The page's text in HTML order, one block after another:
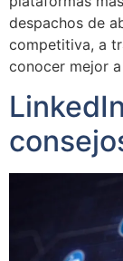
despachos de
competitiva, a
conocer mejor